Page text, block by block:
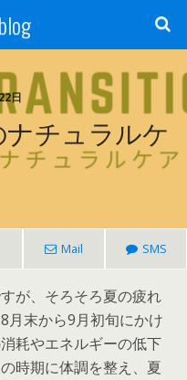
日
チュラルケ
Mail SMS
が、そろそろ夏の疲れ
月末から9月初旬にかけ
耗やエネルギーの低下
時期に体調を整え、夏